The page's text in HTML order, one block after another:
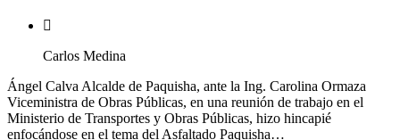
Carlos Medina
Ángel Calva Alcalde de Paquisha, ante la Ing. Carolina Ormaza
Viceministra de Obras Públicas, en una reunión de trabajo en el
Ministerio de Transportes y Obras Públicas, hizo hincapié
enfocándose en el tema del Asfaltado Paquisha…